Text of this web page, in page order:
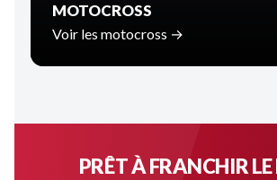
MOTOCROSS
Voir les motocross →
PRÊT À FRANCHIR LE